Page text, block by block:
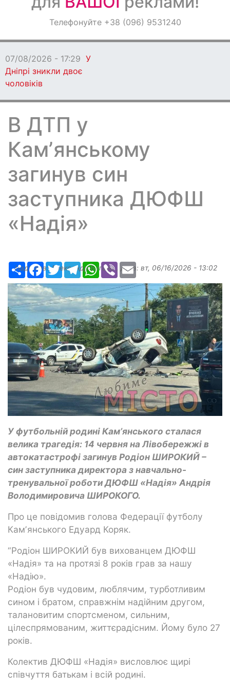
ОголошенняТелефонуйте +38 (096) 9531240
07/08/2026 - 17:29 У
Дніпрі зникли двоє
чоловіків
В ДТП у
Камʼянському
загинув син
заступника ДЮФШ
«Надія»
РесурсFacebook
TwitterTelegramWhatsApp
ViberEmail
Надіслав:Александр Бугаев, дата: вт, 06/16/2026 - 13:02
У футбольній родині Камʼянського сталася
велика трагедія: 14 червня на Лівобережжі в
автокатастрофі загинув Родіон ШИРОКИЙ –
син заступника директора з навчально-
тренувальної роботи ДЮФШ «Надія» Андрія
Володимировича ШИРОКОГО.
Про це повідомив голова Федерації футболу
Камʼянського Едуард Коряк.
“Родіон ШИРОКИЙ був вихованцем ДЮФШ
«Надія» та на протязі 8 років грав за нашу
«Надію».
Родіон був чудовим, люблячим, турботливим
сином і братом, справжнім надійним другом,
талановитим спортсменом, сильним,
цілеспрямованим, життєрадісним. Йому було 27
років.
Колектив ДЮФШ «Надія» висловлює щирі
співчуття батькам і всій родині.